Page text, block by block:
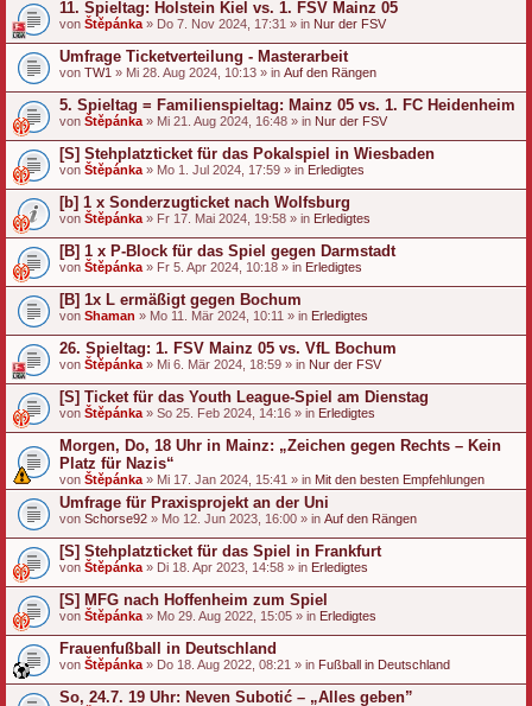
11. Spieltag: Holstein Kiel vs. 1. FSV Mainz 05
von Štěpánka » Do 7. Nov 2024, 17:31 » in Nur der FSV
Umfrage Ticketverteilung - Masterarbeit
von TW1 » Mi 28. Aug 2024, 10:13 » in Auf den Rängen
5. Spieltag = Familienspieltag: Mainz 05 vs. 1. FC Heidenheim
von Štěpánka » Mi 21. Aug 2024, 16:48 » in Nur der FSV
[S] Stehplatzticket für das Pokalspiel in Wiesbaden
von Štěpánka » Mo 1. Jul 2024, 17:59 » in Erledigtes
[b] 1 x Sonderzugticket nach Wolfsburg
von Štěpánka » Fr 17. Mai 2024, 19:58 » in Erledigtes
[B] 1 x P-Block für das Spiel gegen Darmstadt
von Štěpánka » Fr 5. Apr 2024, 10:18 » in Erledigtes
[B] 1x L ermäßigt gegen Bochum
von Shaman » Mo 11. Mär 2024, 10:11 » in Erledigtes
26. Spieltag: 1. FSV Mainz 05 vs. VfL Bochum
von Štěpánka » Mi 6. Mär 2024, 18:59 » in Nur der FSV
[S] Ticket für das Youth League-Spiel am Dienstag
von Štěpánka » So 25. Feb 2024, 14:16 » in Erledigtes
Morgen, Do, 18 Uhr in Mainz: „Zeichen gegen Rechts – Kein
Platz für Nazis“
von Štěpánka » Mi 17. Jan 2024, 15:41 » in Mit den besten Empfehlungen
Umfrage für Praxisprojekt an der Uni
von Schorse92 » Mo 12. Jun 2023, 16:00 » in Auf den Rängen
[S] Stehplatzticket für das Spiel in Frankfurt
von Štěpánka » Di 18. Apr 2023, 14:58 » in Erledigtes
[S] MFG nach Hoffenheim zum Spiel
von Štěpánka » Mo 29. Aug 2022, 15:05 » in Erledigtes
Frauenfußball in Deutschland
von Štěpánka » Do 18. Aug 2022, 08:21 » in Fußball in Deutschland
So, 24.7. 19 Uhr: Neven Subotić – „Alles geben”